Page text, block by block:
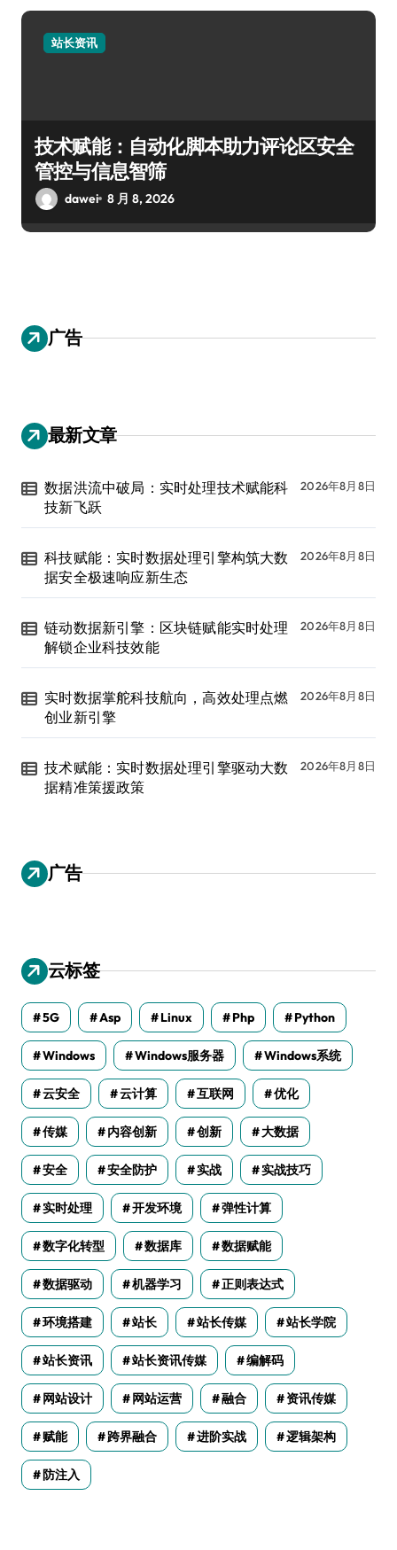
站长资讯
技术赋能：自动化脚本助力评论区安全
管控与信息智筛
dawei 8 月 8, 2026
广告
最新文章
数据洪流中破局：实时处理技术赋能科
技新飞跃
2026年8月8日
科技赋能：实时数据处理引擎构筑大数
据安全极速响应新生态
2026年8月8日
链动数据新引擎：区块链赋能实时处理
解锁企业科技效能
2026年8月8日
实时数据掌舵科技航向，高效处理点燃
创业新引擎
2026年8月8日
技术赋能：实时数据处理引擎驱动大数
据精准策援政策
2026年8月8日
广告
云标签
5G Asp Linux Php Python
Windows Windows服务器 Windows系统
云安全 云计算 互联网 优化
传媒 内容创新 创新 大数据
安全 安全防护 实战 实战技巧
实时处理 开发环境 弹性计算
数字化转型 数据库 数据赋能
数据驱动 机器学习 正则表达式
环境搭建 站长 站长传媒 站长学院
站长资讯 站长资讯传媒 编解码
网站设计 网站运营 融合 资讯传媒
赋能 跨界融合 进阶实战 逻辑架构
防注入